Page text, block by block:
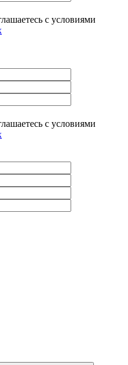
с условиями
с условиями